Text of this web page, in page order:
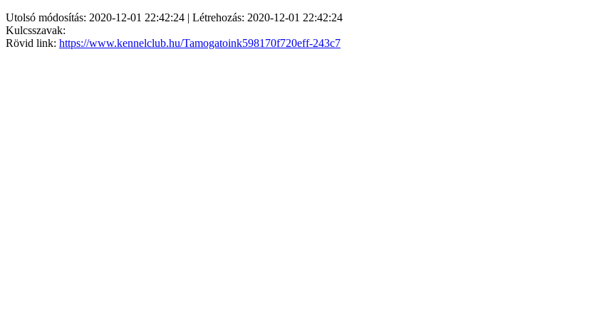
Utolsó módosítás: 2020-12-01 22:42:24 | Létrehozás: 2020-12-01 22:42:24
Kulcsszavak:
Rövid link: https://www.kennelclub.hu/Tamogatoink598170f720eff-243c7